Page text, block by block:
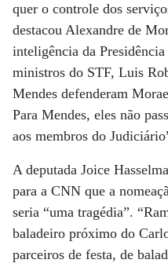
quer o controle dos
destacou Alexandre de
inteligência da
ministros do STF, Luis
Mendes defenderam
Para Mendes, eles não
aos membros do
A deputada Joice
para a CNN que a
seria “uma tragédia”.
baladeiro próximo do
parceiros de festa, de